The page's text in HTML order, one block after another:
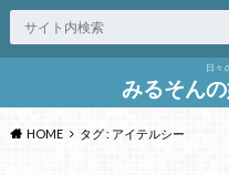
日々
みるそん
HOME タグ : アイテルシー